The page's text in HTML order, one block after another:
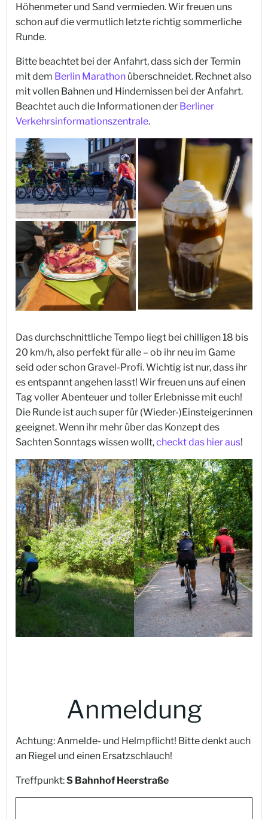
Höhenmeter und Sand vermieden. Wir freuen uns
schon auf die vermutlich letzte richtig sommerliche
Runde.
Bitte beachtet bei der Anfahrt, dass sich der Termin
mit dem Berlin Marathon überschneidet. Rechnet also
mit vollen Bahnen und Hindernissen bei der Anfahrt.
Beachtet auch die Informationen der Berliner
Verkehrsinformationszentrale.
Das durchschnittliche Tempo liegt bei chilligen 18 bis
20 km/h, also perfekt für alle – ob ihr neu im Game
seid oder schon Gravel-Profi. Wichtig ist nur, dass ihr
es entspannt angehen lasst! Wir freuen uns auf einen
Tag voller Abenteuer und toller Erlebnisse mit euch!
Die Runde ist auch super für (Wieder-)Einsteiger:innen
geeignet. Wenn ihr mehr über das Konzept des
Sachten Sonntags wissen wollt,checkt das hier aus!
Anmeldung
Achtung: Anmelde- und Helmpflicht! Bitte denkt auch
an Riegel und einen Ersatzschlauch!
Treffpunkt:S Bahnhof Heerstraße